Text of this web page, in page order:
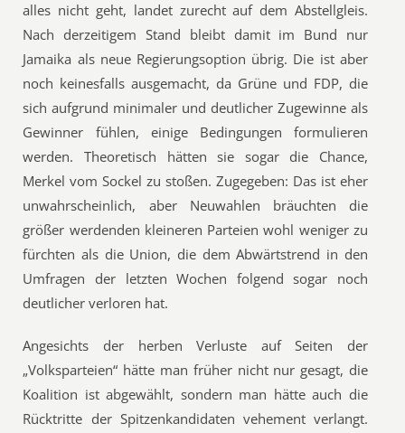
alles nicht geht, landet zurecht auf dem Abstellgleis.
Nach derzeitigem Stand bleibt damit im Bund nur
Jamaika als neue Regierungsoption übrig. Die ist aber
noch keinesfalls ausgemacht, da Grüne und FDP, die
sich aufgrund minimaler und deutlicher Zugewinne als
Gewinner fühlen, einige Bedingungen formulieren
werden. Theoretisch hätten sie sogar die Chance,
Merkel vom Sockel zu stoßen. Zugegeben: Das ist eher
unwahrscheinlich, aber Neuwahlen bräuchten die
größer werdenden kleineren Parteien wohl weniger zu
fürchten als die Union, die dem Abwärtstrend in den
Umfragen der letzten Wochen folgend sogar noch
deutlicher verloren hat.
Angesichts der herben Verluste auf Seiten der
„Volksparteien“ hätte man früher nicht nur gesagt, die
Koalition ist abgewählt, sondern man hätte auch die
Rücktritte der Spitzenkandidaten vehement verlangt.